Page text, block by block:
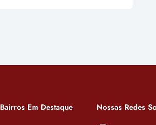
Bairros Em Destaque Nossas Redes